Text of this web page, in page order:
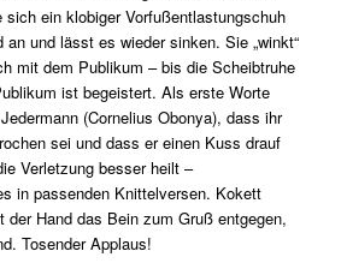
sich ein klobiger Vorfußentlastungschuh
und lässt es wieder sinken. Sie „winkt“
mit dem Publikum – bis die Scheibtruhe
ist begeistert. Als erste Worte
(Cornelius Obonya), dass ihr
sei und dass er einen Kuss drauf
Verletzung besser heilt –
in passenden Knittelversen. Kokett
Hand das Bein zum Gruß entgegen,
Tosender Applaus!